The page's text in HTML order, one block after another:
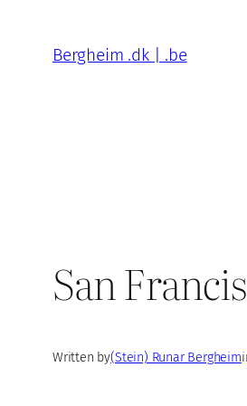
content
Bergheim .dk | .be
San
Written by(Stein) Runar Bergheim